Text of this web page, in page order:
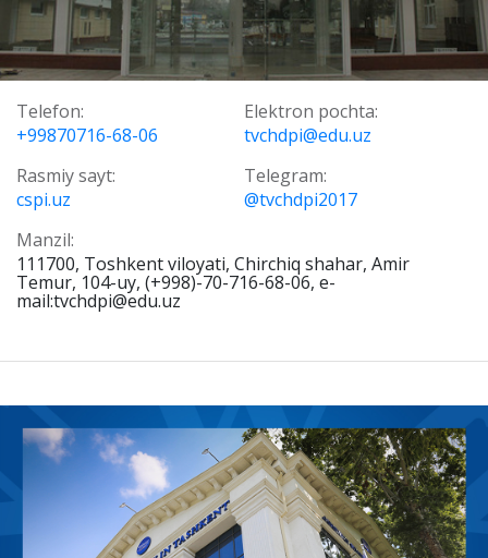
Telefon:
+99870716-68-06
Elektron pochta:
tvchdpi@edu.uz
Rasmiy sayt:
cspi.uz
Telegram:
@tvchdpi2017
Manzil:
111700, Toshkent viloyati, Chirchiq shahar, Amir
Temur, 104-uy, (+998)-70-716-68-06, e-
mail:tvchdpi@edu.uz